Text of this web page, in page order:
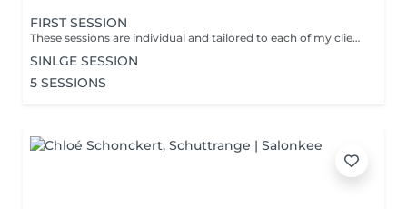
FIRST SESSION
These sessions are individual and tailored to each of my clients, as we all have lived our own unique stories and have more to discover. Whether you're feeling low on courage, lost in your path, lacking focus and concentration, disconnected from your body, overwhelmed by fears that dictate your life, or constantly comparing yourself to others, these sessions are designed to assist you on your journey. Together, we find tools to restore emotional balance, achieve inner peace, and work towards your personal goals. How? -Breathing techniques - Visualisation - Specific moves - Reconnecting to your body - Self-reflection Each of the session is : - Language of your choice: English, French, German, Luxembourgish - 45-60 minutes - Structure: Recapping / Exchange & 15-30min Practice / Closing + Defining homework - Via zoom (if you dont have zoom we find an other solution) - Is confidential
SINLGE SESSION
5 SESSIONS